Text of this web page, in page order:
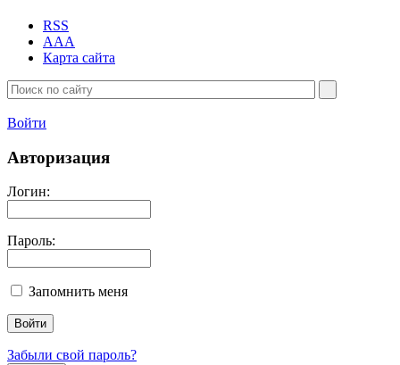
RSS
AAA
Карта сайта
Войти
Авторизация
Логин:
Пароль:
Запомнить меня
Забыли свой пароль?